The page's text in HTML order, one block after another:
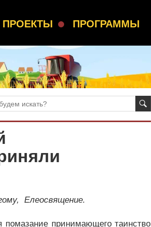
ПРОЕКТЫ ПРОГРАММЫ
Елеосвящение.
помазание принимающего таинство